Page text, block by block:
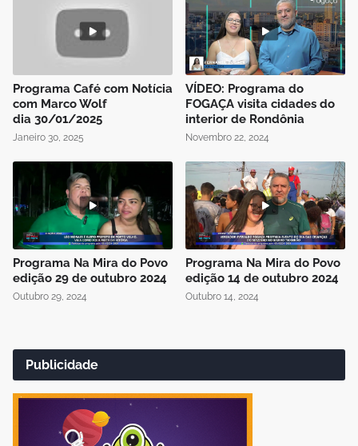
Programa Café com Notícia
com Marco Wolf
dia 30/01/2025
Janeiro 30, 2025
VÍDEO: Programa do
FOGAÇA visita cidades do
interior de Rondônia
Novembro 22, 2024
Programa Na Mira do Povo
edição 29 de outubro 2024
Outubro 29, 2024
Programa Na Mira do Povo
edição 14 de outubro 2024
Outubro 14, 2024
Publicidade